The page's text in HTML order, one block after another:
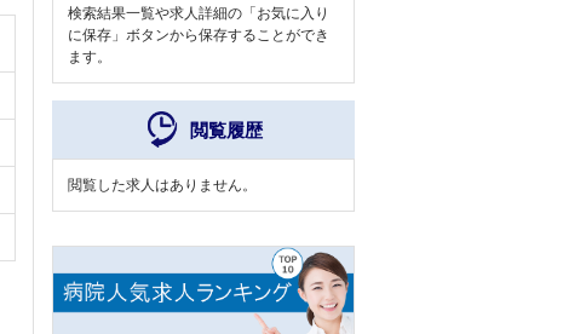
検索結果一覧や求人詳細の「お気に入り
に保存」ボタンから保存することができ
ます。
閲覧履歴
閲覧した求人はありません。